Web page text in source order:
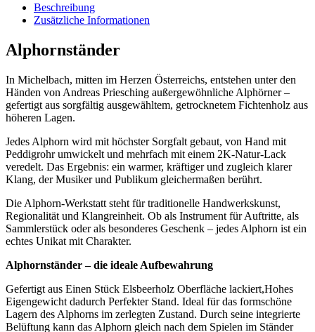
Beschreibung
Zusätzliche Informationen
Alphornständer
In Michelbach, mitten im Herzen Österreichs, entstehen unter den
Händen von Andreas Priesching außergewöhnliche Alphörner –
gefertigt aus sorgfältig ausgewähltem, getrocknetem Fichtenholz aus
höheren Lagen.
Jedes Alphorn wird mit höchster Sorgfalt gebaut, von Hand mit
Peddigrohr umwickelt und mehrfach mit einem 2K-Natur-Lack
veredelt. Das Ergebnis: ein warmer, kräftiger und zugleich klarer
Klang, der Musiker und Publikum gleichermaßen berührt.
Die Alphorn-Werkstatt steht für traditionelle Handwerkskunst,
Regionalität und Klangreinheit. Ob als Instrument für Auftritte, als
Sammlerstück oder als besonderes Geschenk – jedes Alphorn ist ein
echtes Unikat mit Charakter.
Alphornständer – die ideale Aufbewahrung
Gefertigt aus Einen Stück Elsbeerholz Oberfläche lackiert,Hohes
Eigengewicht dadurch Perfekter Stand. Ideal für das formschöne
Lagern des Alphorns im zerlegten Zustand. Durch seine integrierte
Belüftung kann das Alphorn gleich nach dem Spielen im Ständer